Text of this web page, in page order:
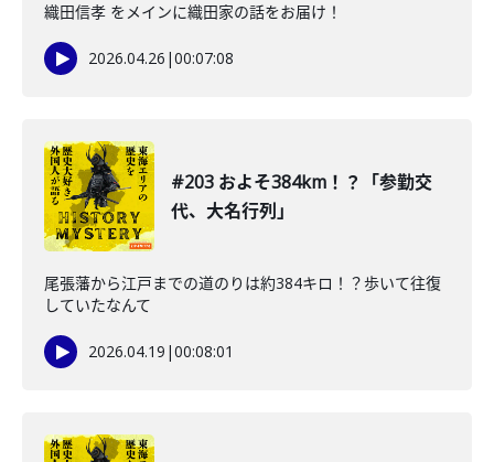
織田信孝 をメインに織田家の話をお届け！
2026.04.26 |00:07:08
#203 およそ384km！？「参勤交
代、大名行列」
尾張藩から江戸までの道のりは約384キロ！？歩いて往復
していたなんて
2026.04.19 |00:08:01